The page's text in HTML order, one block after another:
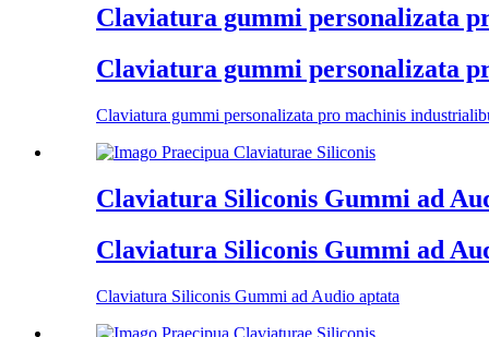
Claviatura gummi personalizata
Claviatura gummi personalizata
Claviatura gummi personalizata pro machinis
Claviatura Siliconis Gummi ad
Claviatura Siliconis Gummi ad
Claviatura Siliconis Gummi ad Audio aptata